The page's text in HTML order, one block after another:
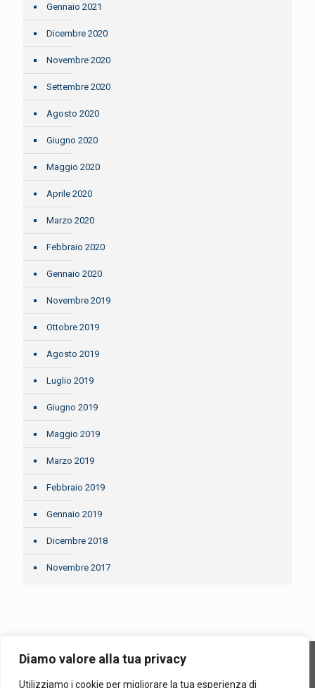
Diamo valore alla tua privacy
Utilizziamo i cookie per migliorare la tua esperienza di
Gennaio 2021
Dicembre 2020
Novembre 2020
Settembre 2020
Agosto 2020
Giugno 2020
Maggio 2020
Aprile 2020
Marzo 2020
Febbraio 2020
Gennaio 2020
Novembre 2019
Ottobre 2019
Agosto 2019
Luglio 2019
Giugno 2019
Maggio 2019
Marzo 2019
Febbraio 2019
Gennaio 2019
Dicembre 2018
Novembre 2017